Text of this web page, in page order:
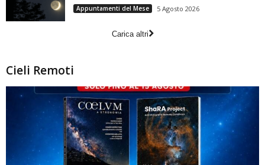
Appuntamenti del Mese 5 Agosto 2026
Carica altri
Cieli Remoti